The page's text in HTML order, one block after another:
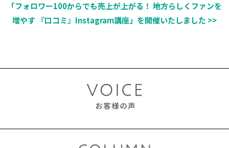
「フォロワー100からでも売上が上がる！ 地方らしくファンを
増やす 『口コミ』Instagram講座」を開催いたしました >>